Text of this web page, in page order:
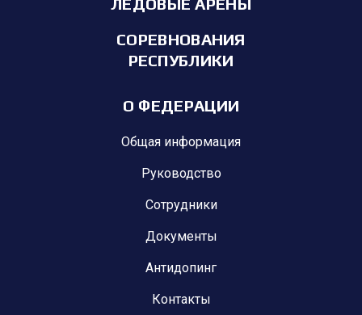
СОРЕВНОВАНИЯ
РЕСПУБЛИКИ
О ФЕДЕРАЦИИ
Общая информация
Руководство
Сотрудники
Документы
Антидопинг
Контакты